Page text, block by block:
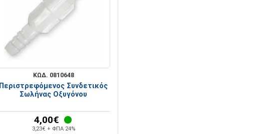
ΚΩΔ. 0810648
Περιστρεφόμενος Συνδετικός
Σωλήνας Οξυγόνου
4,00€
3,23€ + ΦΠΑ 24%